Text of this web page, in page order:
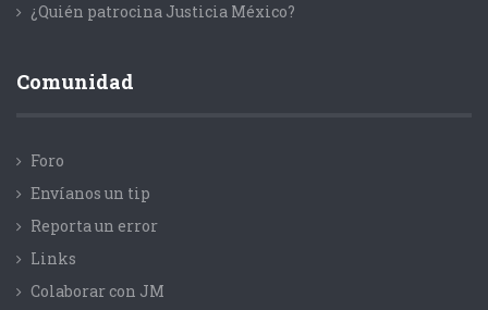
¿Quién patrocina Justicia México?
Comunidad
Foro
Envíanos un tip
Reporta un error
Links
Colaborar con JM